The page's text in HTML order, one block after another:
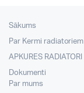
Sākums
Par Kermi radiatoriem
APKURES RADIATORI
Dokumenti
Par mums